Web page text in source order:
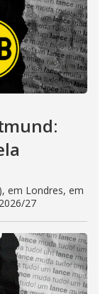
em Londres, em
27